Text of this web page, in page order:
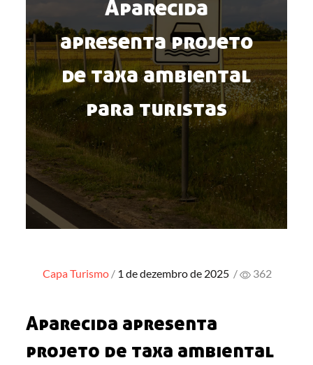
Aparecida
apresenta projeto
de taxa ambiental
para turistas
CapaTurismo Posted
1 de dezembro de 2025 / 362
Aparecida apresenta
projeto de taxa ambiental